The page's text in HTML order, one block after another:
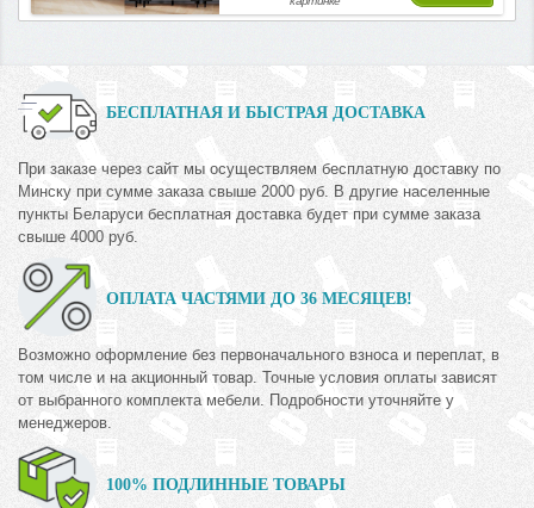
БЕСПЛАТНАЯ И БЫСТРАЯ ДОСТАВКА
При заказе через сайт мы осуществляем бесплатную доставку по
Минску при сумме заказа свыше 2000 руб. В другие населенные
пункты Беларуси бесплатная доставка будет при сумме заказа
свыше 4000 руб.
ОПЛАТА ЧАСТЯМИ ДО 36 МЕСЯЦЕВ!
Возможно оформление без первоначального взноса и переплат, в
том числе и на акционный товар. Точные условия оплаты зависят
от выбранного комплекта мебели. Подробности уточняйте у
менеджеров.
100% ПОДЛИННЫЕ ТОВАРЫ